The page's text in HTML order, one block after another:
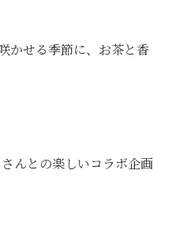
かせる季節に、お茶と香
んとの楽しいコラボ企画